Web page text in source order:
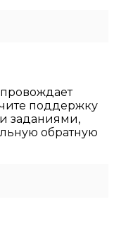
поддержку
заданиями,
обратную